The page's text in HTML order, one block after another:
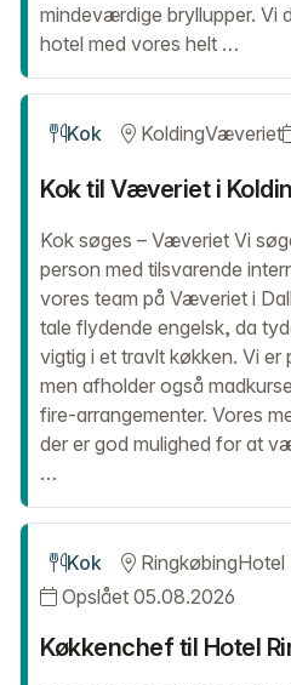
mindeværdige bryllupper. Vi
hotel med vores helt …
Kok KoldingVæveriet
Kok til Væveriet i
Kok søges – Væveriet Vi
person med tilsvarende
vores team på Væveriet i
tale flydende engelsk, da
vigtig i et travlt køkken. Vi
men afholder også
fire-arrangementer. Vores
der er god mulighed for at
…
Kok RingkøbingHotel
Opslået 05.08.2026
Køkkenchef til Hotel